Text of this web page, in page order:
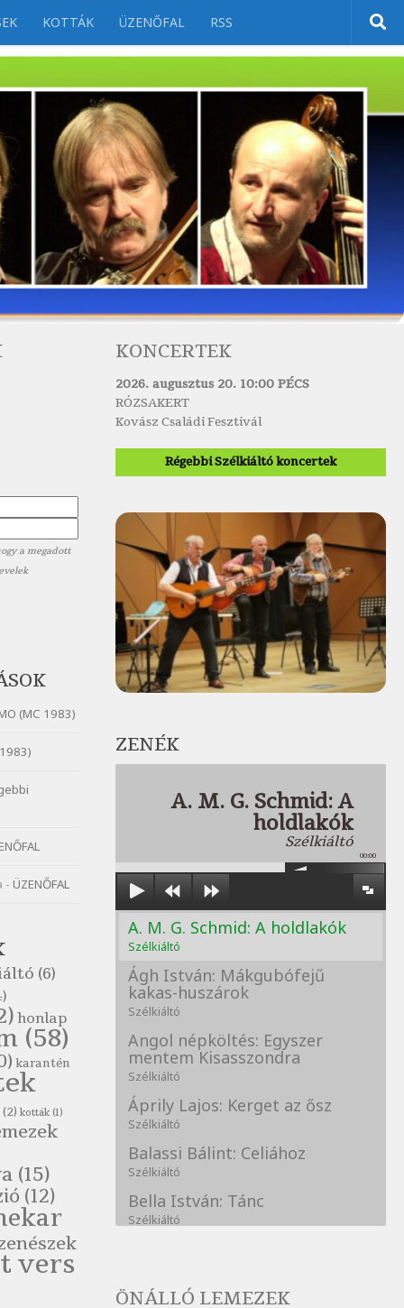
KOTTÁK ÜZENŐFAL RSS
KONCERTEK
2026. augusztus 20. 10:00 PÉCS
RÓZSAKERT
Kovász Családi Fesztivál
Régebbi Szélkiáltó koncertek
ZENÉK
A. M. G. Schmid: A
holdlakók
Szélkiáltó
00:00
A. M. G. Schmid: A holdlakók
Szélkiáltó
Ágh István: Mákgubófejű
kakas-huszárok
Szélkiáltó
Angol népköltés: Egyszer
mentem Kisasszondra
Szélkiáltó
Áprily Lajos: Kerget az ősz
Szélkiáltó
Balassi Bálint: Celiához
Szélkiáltó
Bella István: Tánc
Szélkiáltó
Szélkiáltó
ÖNÁLLÓ LEMEZEK
a megadott
(MC 1983)
- ÜZENŐFAL
(6)
honlap
(58)
karantén
(2) kották (1)
(15)
(12)
vers